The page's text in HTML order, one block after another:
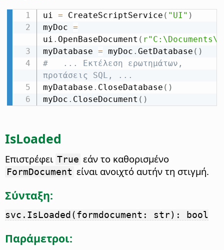
ui = CreateScriptService ( "UI" )
myDoc =
ui . OpenBaseDocument (
myDatabase = myDoc . GetDatabase ( )
#   ... Εκτέλεση ερωτημάτων,
προτάσεις SQL, ...
myDatabase . CloseDatabase ( )
myDoc . CloseDocument ( )
IsLoaded
Επιστρέφει True εάν το καθορισμένο
FormDocument είναι ανοιχτό αυτήν τη στιγμή.
Σύνταξη:
svc.IsLoaded(formdocument: str): bool
Παράμετροι: